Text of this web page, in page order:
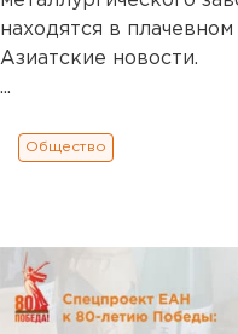
находятся в
Азиатские новости.
...
Общество